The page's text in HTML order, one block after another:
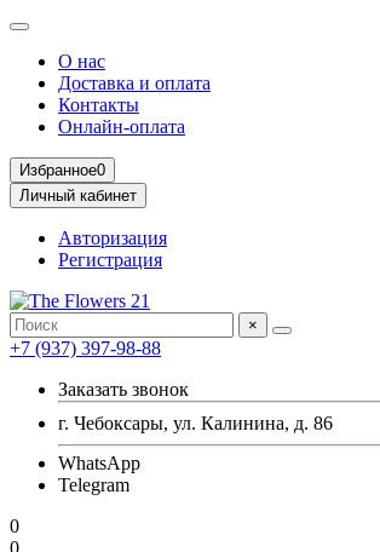
О нас
Доставка и оплата
Контакты
Онлайн-оплата
Избранное0
Личный кабинет
Авторизация
Регистрация
×
+7 (937) 397-98-88
Заказать звонок
г. Чебоксары, ул. Калинина, д. 86
WhatsApp
Telegram
0
0